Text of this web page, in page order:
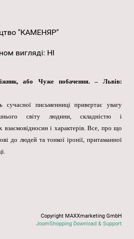
"КАМЕНЯР"
вигляді: НІ
або Чуже побачення. – Львів:
письменниці привертає увагу
світу людини, складністю і
взаємовідносин і характерів. Все, про що
до людей та тонкої іронії, притаманної
Copyright MAXXmarketing GmbH
JoomShopping Download & Support